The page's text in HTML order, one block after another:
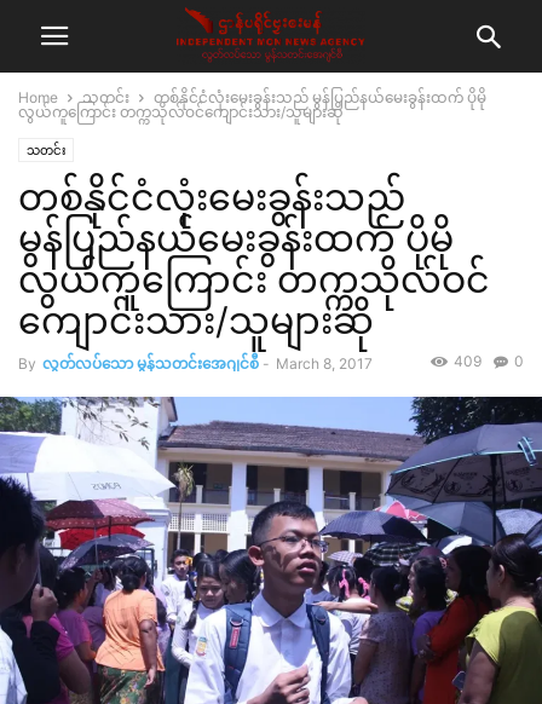
Home သတင်း
တစ်နိုင်ငံလုံးမေးခွန်းသည် မွန်ပြည်နယ်မေးခွန်းထက် ပိုမို
လွယ်ကူကြောင်း တက္ကသိုလ်ဝင်ကျောင်းသား/သူများဆို
သတင်း
တစ်နိုင်ငံလုံးမေးခွန်းသည်
မွန်ပြည်နယ်မေးခွန်းထက် ပိုမို
လွယ်ကူကြောင်း တက္ကသိုလ်ဝင်
ကျောင်းသား/သူများဆို
By လွတ်လပ်သော မွန်သတင်းအေဂျင်စီ - March 8, 2017 0
409